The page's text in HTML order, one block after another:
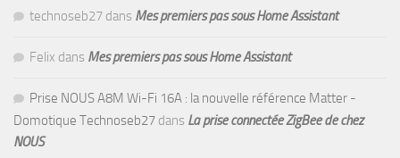
technoseb27 dans Mes premiers pas sous Home Assistant
Felix dans Mes premiers pas sous Home Assistant
Prise NOUS A8M Wi-Fi 16A : la nouvelle référence Matter -
Domotique Technoseb27 dans La prise connectée ZigBee de chez
NOUS